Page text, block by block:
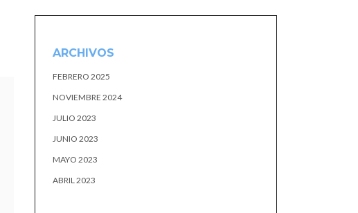
ARCHIVOS
FEBRERO 2025
NOVIEMBRE 2024
JULIO 2023
JUNIO 2023
MAYO 2023
ABRIL 2023